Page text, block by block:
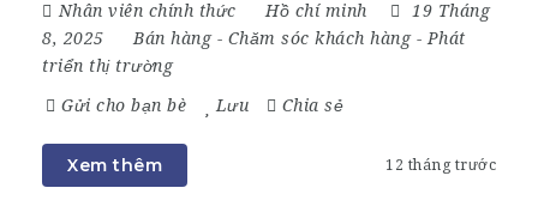
Nhân viên chính thức Hồ chí minh
19 Tháng
8, 2025
Bán hàng- Chăm sóc khách hàng- Phát
triển thị trường
Gửi cho bạn bè Lưu Chia sẻ
Xem thêm 12 tháng trước